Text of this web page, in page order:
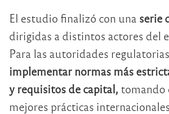
El estudio finalizó con una serie
dirigidas a distintos actores del
Para las autoridades
implementar normas más
y requisitos de capital, tomando
mejores prácticas